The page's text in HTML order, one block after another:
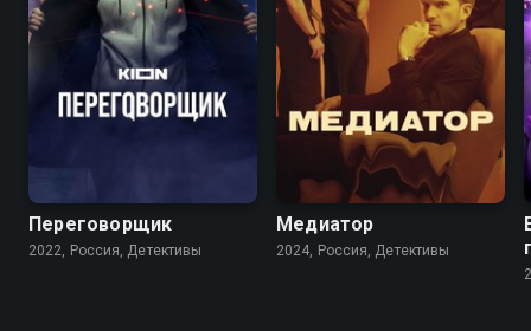
7.8
Переговорщик
2022, Россия, Детективы
6.8
Медиатор
2024, Россия, Детективы